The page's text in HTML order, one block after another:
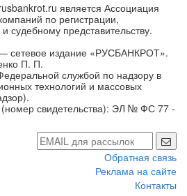
является Ассоциация
по регистрации,
судебному представительству.
сетевое издание «РУСБАНКРОТ».
П. П.
службой по надзору в
технологий и массовых
свидетельства): ЭЛ № ФС 77 -
Обратная связь
Реклама на сайте
Контакты